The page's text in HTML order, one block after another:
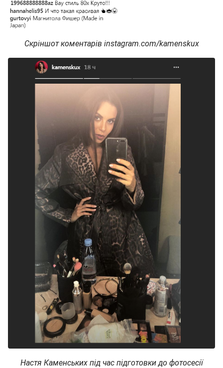
Скріншот коментарів instagram.com/kamenskux
Настя Каменських під час підготовки до фотосесії